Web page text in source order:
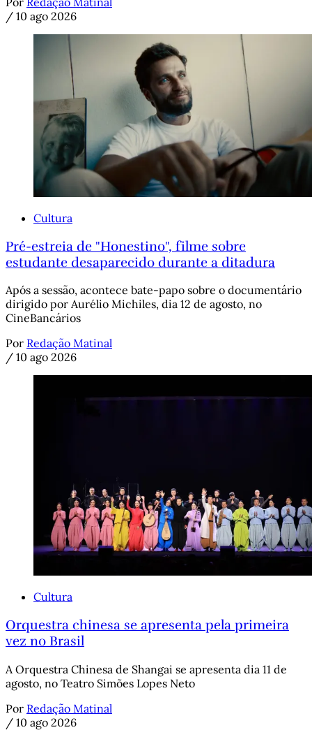
/ 10 ago 2026
Cultura
Pré-estreia de "Honestino", filme sobre
estudante desaparecido durante a ditadura
Após a sessão, acontece bate-papo sobre o documentário
dirigido por Aurélio Michiles, dia 12 de agosto, no
CineBancários
Por Redação Matinal
/ 10 ago 2026
Cultura
Orquestra chinesa se apresenta pela primeira
vez no Brasil
A Orquestra Chinesa de Shangai se apresenta dia 11 de
agosto, no Teatro Simões Lopes Neto
Por Redação Matinal
/ 10 ago 2026